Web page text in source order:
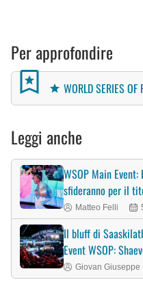
Per approfondire
WORLD SERIES
Leggi anche
WSOP Main
sfideranno per il
Matteo Felli
Il bluff di
Event WSOP:
Giovan Giuseppe